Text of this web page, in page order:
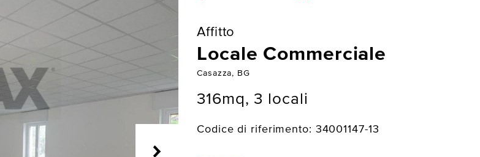
Affitto
Locale Commerciale
Casazza, BG
316mq, 3 locali
Codice di riferimento: 34001147-13